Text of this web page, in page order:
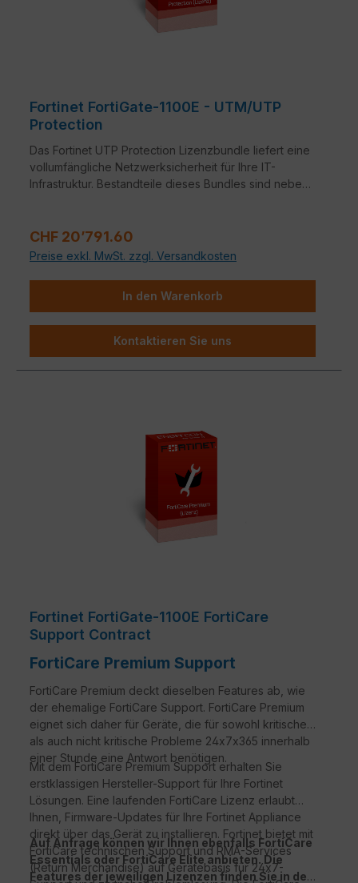
Fortinet FortiGate-1100E - UTM/UTP
Protection
Das Fortinet UTP Protection Lizenzbundle liefert eine
vollumfängliche Netzwerksicherheit für Ihre IT-
Infrastruktur. Bestandteile dieses Bundles sind neben
Regulärer Preis:
CHF 20’791.60
Preise exkl. MwSt. zzgl. Versandkosten
In den Warenkorb
Kontaktieren Sie uns
Fortinet FortiGate-1100E FortiCare
Support Contract
FortiCare Premium Support
FortiCare Premium deckt dieselben Features ab, wie
der ehemalige FortiCare Support. FortiCare Premium
eignet sich daher für Geräte, die für sowohl kritische
als auch nicht kritische Probleme 24x7x365 innerhalb
einer Stunde eine Antwort benötigen.
Mit dem FortiCare Premium Support erhalten Sie
erstklassigen Hersteller-Support für Ihre Fortinet
Lösungen. Eine laufenden FortiCare Lizenz erlaubt
Ihnen, Firmware-Updates für Ihre Fortinet Appliance
direkt über das Gerät zu installieren. Fortinet bietet mit
FortiCare technischen Support und RMA-Services
(Return Merchandise) auf Gerätebasis für 24x7-
Auf Anfrage können wir Ihnen ebenfalls FortiCare
Essentials oder FortiCare Elite anbieten. Die
Features der jeweiligen Lizenzen finden Sie in der